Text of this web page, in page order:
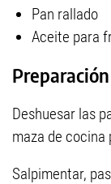
Pan rallado
Aceite para
Preparación
Deshuesar las
maza de cocina
Salpimentar,